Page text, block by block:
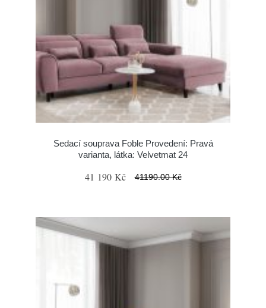
Sedací souprava Foble Provedení: Pravá
varianta, látka: Velvetmat 24
41 190 Kč 41190.00 Kč